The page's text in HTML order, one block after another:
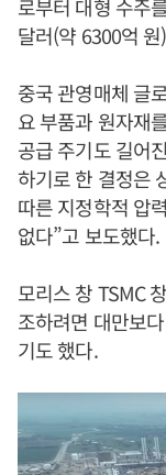
로부터 대형 수주
달러(약 6300억
중국 관영매체 글
요 부품과 원자재
공급 주기도 길어
하기로 한 결정은
따른 지정학적 압
없다”고 보도했다.
모리스 창 TSMC
조하려면 대만보
기도 했다.